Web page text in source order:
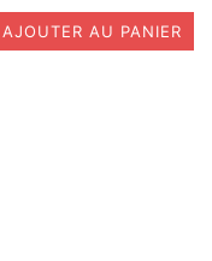
AJOUTER AU PANIER